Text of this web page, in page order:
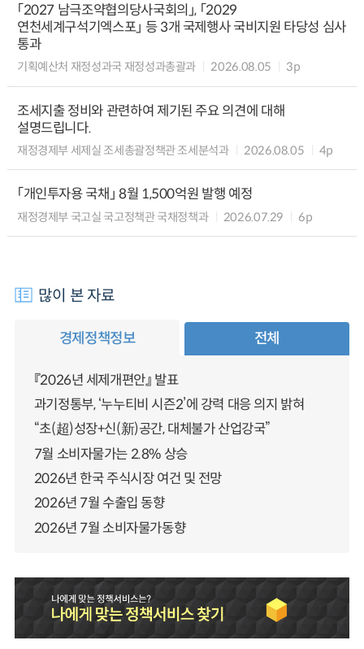
「2027 남극조약협의당사국회의」, 「2029
연천세계구석기엑스포」 등 3개 국제행사 국비지원 타당성 심사
통과
기획예산처 재정성과국 재정성과총괄과 2026.08.05 3p
조세지출 정비와 관련하여 제기된 주요 의견에 대해
설명드립니다.
재정경제부 세제실 조세총괄정책관 조세분석과 2026.08.05 4p
「개인투자용 국채」 8월 1,500억원 발행 예정
재정경제부 국고실 국고정책관 국채정책과 2026.07.29 6p
많이 본 자료
경제정책정보 전체
『2026년 세제개편안』 발표
과기정통부, ‘누누티비 시즌2’에 강력 대응 의지 밝혀
“초(超)성장+신(新)공간, 대체불가 산업강국”
7월 소비자물가는 2.8% 상승
2026년 한국 주식시장 여건 및 전망
2026년 7월 수출입 동향
2026년 7월 소비자물가동향